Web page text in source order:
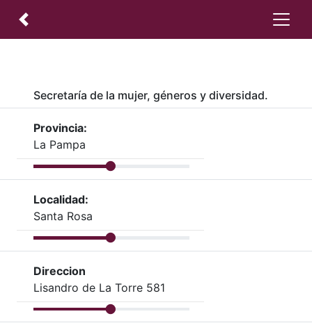
Secretaría de la mujer, géneros y diversidad.
Provincia:
La Pampa
Localidad:
Santa Rosa
Direccion
Lisandro de La Torre 581